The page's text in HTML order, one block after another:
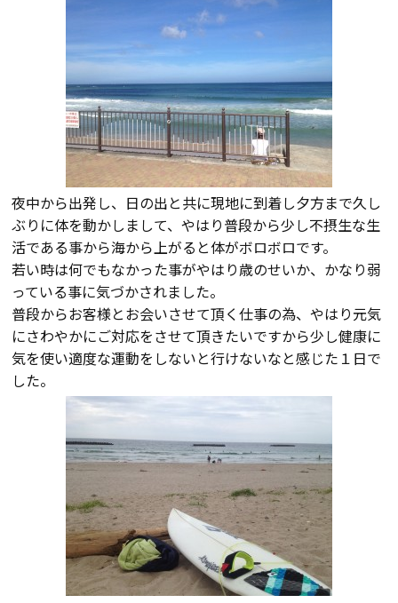
手間ひまかけた家づくり
KATSUMIの標準仕様 和暮-なごみ-
素材とデザイン
耐震性能+制震性能
断熱・気密性能と快適性
長期優良住宅
ZEH
ラインナップ
施工実績
イベント・見学会
モデルハウス紹介
夜中から出発し、日の出と共に現地に到着し夕方まで久し
ぶりに体を動かしまして、やはり普段から少し不摂生な生
活である事から海から上がると体がボロボロです。
若い時は何でもなかった事がやはり歳のせいか、かなり弱
っている事に気づかされました。
普段からお客様とお会いさせて頂く仕事の為、やはり元気
にさわやかにご対応をさせて頂きたいですから少し健康に
気を使い適度な運動をしないと行けないなと感じた１日で
した。